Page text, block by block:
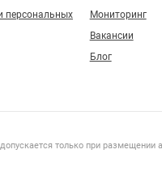
персональных
Мониторинг
Вакансии
Блог
только при размещении